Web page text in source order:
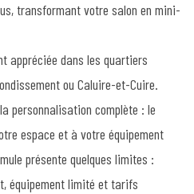
transformant votre salon en mini-
appréciée dans les quartiers
ou Caluire-et-Cuire.
personnalisation complète : le
espace et à votre équipement
présente quelques limites :
équipement limité et tarifs